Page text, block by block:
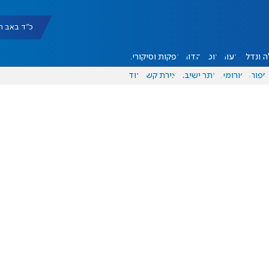
כ"ד באב תשפ"ו
ונדל"ן דעות אוכל יהדות הפקות וסיקורים
ספורט פורומים אתר ישיבה יצירת קשר עוד